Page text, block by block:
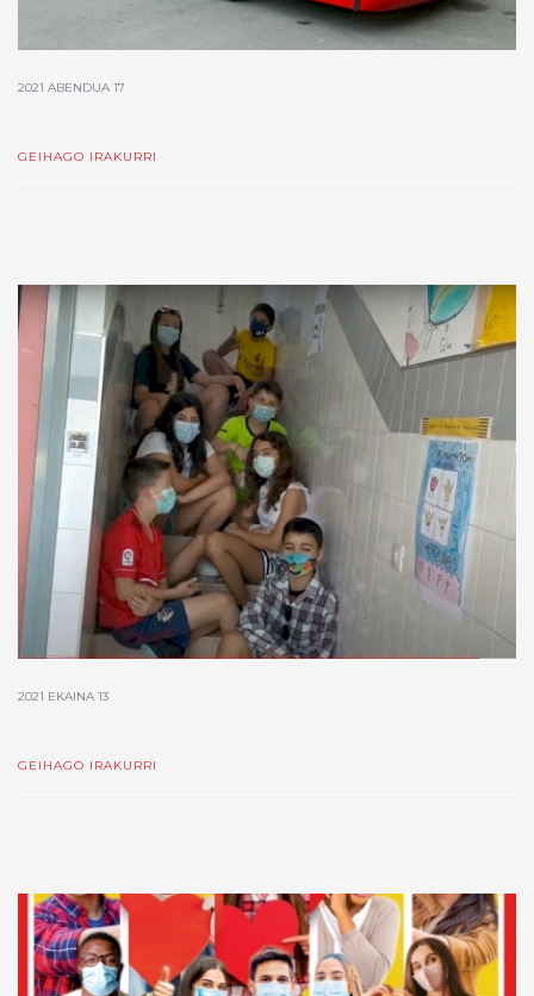
2021 ABENDUA 17
GEIHAGO IRAKURRI
2021 EKAINA 13
GEIHAGO IRAKURRI